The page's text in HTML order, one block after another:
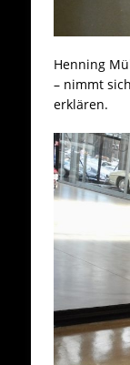
Henning
– nimmt
erklären.